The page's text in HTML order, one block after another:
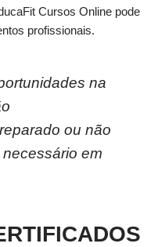
Cursos Online pode
profissionais.
na
ou não
em